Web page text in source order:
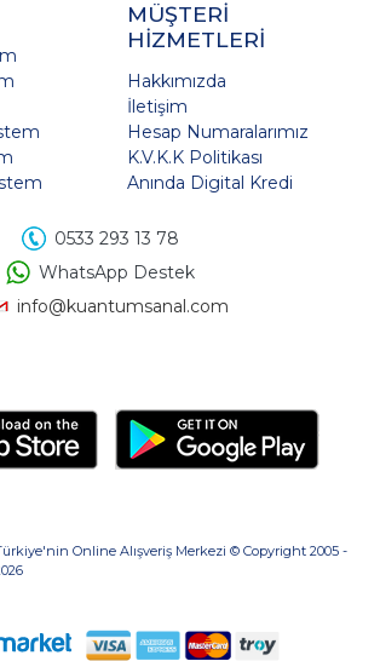
MÜŞTERİ
HİZMETLERİ
Hakkımızda
İletişim
Hesap Numaralarımız
K.V.K.K Politikası
Anında Digital Kredi
0533 293 13 78
WhatsApp Destek
info@kuantumsanal.com
Online Alışveriş Merkezi © Copyright 2005 -